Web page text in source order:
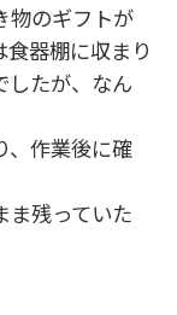
物のギフトが
器棚に収まり
したが、なん
、作業後に確
ま残っていた